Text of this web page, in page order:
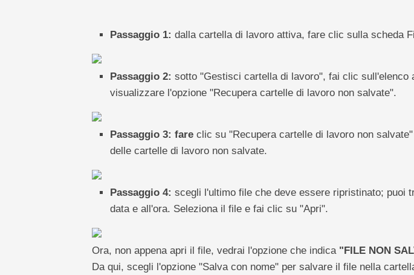
Passaggio 1: dalla cartella di lavoro attiva, fare clic sulla scheda
Passaggio 2: sotto "Gestisci cartella di lavoro", fai clic sull'elenco
visualizzare l'opzione "Recupera cartelle di lavoro non salvate".
Passaggio 3: fareclic su "Recupera cartelle di lavoro non
delle cartelle di lavoro non salvate.
Passaggio 4: scegli l'ultimo file che deve essere ripristinato; puoi
data e all'ora. Seleziona il file e fai clic su "Apri".
Ora, non appena apri il file, vedrai l'opzione che indica "FILE NON
Da qui, scegli l'opzione "Salva con nome" per salvare il file nella